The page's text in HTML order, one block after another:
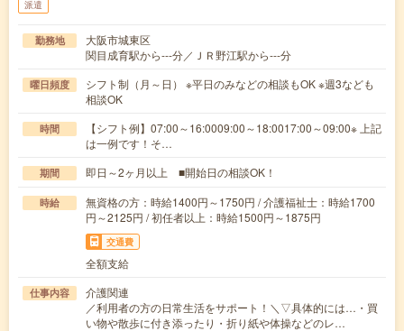
派遣
勤務地
大阪市城東区
関目成育駅から---分／ＪＲ野江駅から---分
曜日頻度
シフト制（月～日） ※平日のみなどの相談もOK ※週3なども
相談OK
時間
【シフト例】07:00～16:0009:00～18:0017:00～09:00※ 上記
は一例です！そ…
期間 即日～2ヶ月以上 ■開始日の相談OK！
時給
無資格の方：時給1400円～1750円 / 介護福祉士：時給1700
円～2125円 / 初任者以上：時給1500円～1875円
交通費
全額支給
仕事内容
介護関連
／利用者の方の日常生活をサポート！＼▽具体的には…・買
い物や散歩に付き添ったり・折り紙や体操などのレ…